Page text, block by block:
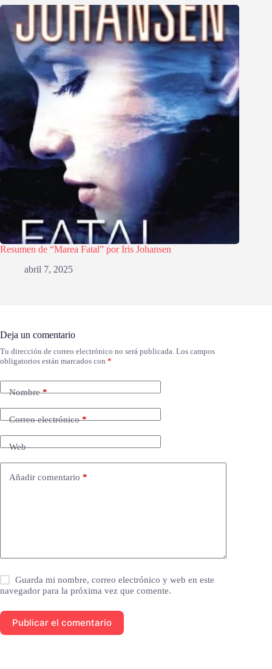
Resumen de “Marea Fatal” por Iris Johansen
abril 7, 2025
Deja un comentario
Tu dirección de correo electrónico no será publicada. Los campos
obligatorios están marcados con *
Nombre*
Correo electrónico*
Web
Añadir comentario *
Guarda mi nombre, correo electrónico y web en este
navegador para la próxima vez que comente.
Publicar el comentario